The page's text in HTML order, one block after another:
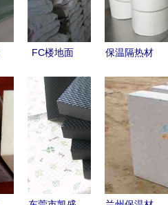
FC楼地面
建筑节能政
策下的新宠
儿，打造宜
居楼房的守
保温隔热材
效的核心选
择